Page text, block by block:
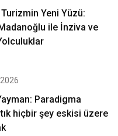
Yeni Yüzü:
ile İnziva ve
Paradigma
hiçbir şey eskisi üzere